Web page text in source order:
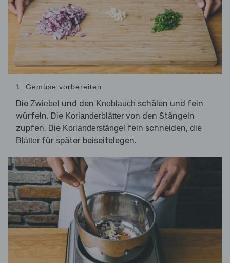
1. Gemüse vorbereiten
Die Zwiebel und den Knoblauch schälen und fein
würfeln. Die Korianderblätter von den Stängeln
zupfen. Die Korianderstängel fein schneiden, die
Blätter für später beiseitelegen.